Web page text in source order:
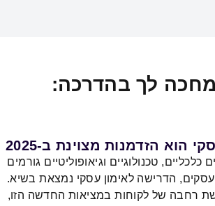
לך בהדרכה:
הוא הזדמנות מצוינת ב-2025
כלכליים, טכנולוגיים וגיאופוליטיים גורמים
הדרישה לאימון עסקי נמצאת בשיא.
רחבה של לקוחות במציאות החדשה הזו,